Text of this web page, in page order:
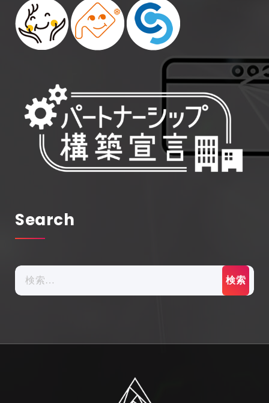
Search
検
索: